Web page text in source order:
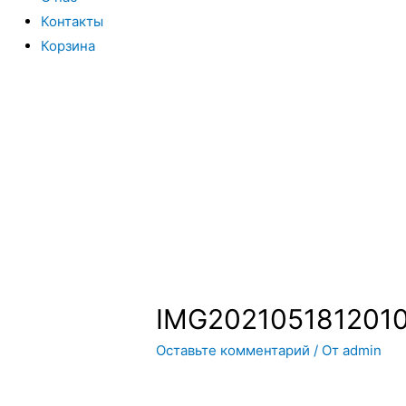
Контакты
Корзина
Оставьте комментарий / Отadmin